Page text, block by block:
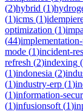
(2)hybrid (1)
(1)icms (1)
optimization (1)
(44)
mode (1)incident-
refresh (2)indexing (
(1)indonesia (2)
(1)industry-erp (1)
(1)information-
(1)infusionsoft (1)